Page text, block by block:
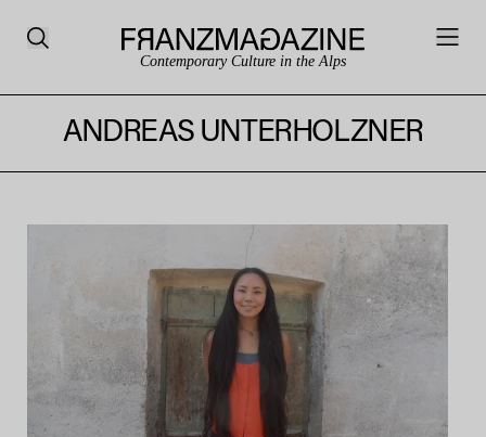
Contemporary Culture in the Alps
ANDREAS UNTERHOLZNER